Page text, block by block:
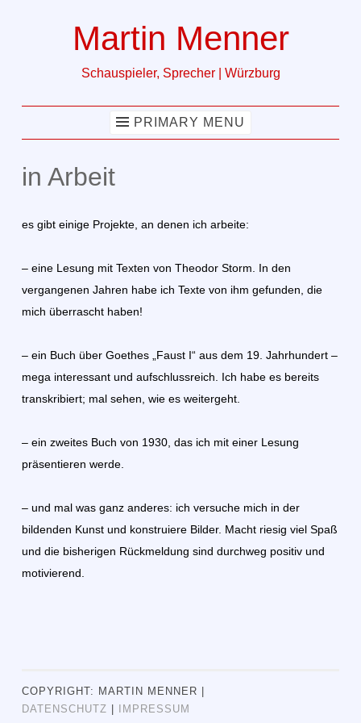
Martin Menner
Schauspieler, Sprecher | Würzburg
PRIMARY MENU
in Arbeit
es gibt einige Projekte, an denen ich arbeite:
– eine Lesung mit Texten von Theodor Storm. In den
vergangenen Jahren habe ich Texte von ihm gefunden, die
mich überrascht haben!
– ein Buch über Goethes „Faust I“ aus dem 19. Jahrhundert –
mega interessant und aufschlussreich. Ich habe es bereits
transkribiert; mal sehen, wie es weitergeht.
– ein zweites Buch von 1930, das ich mit einer Lesung
präsentieren werde.
– und mal was ganz anderes: ich versuche mich in der
bildenden Kunst und konstruiere Bilder. Macht riesig viel Spaß
und die bisherigen Rückmeldung sind durchweg positiv und
motivierend.
COPYRIGHT: MARTIN MENNER |
DATENSCHUTZ
IMPRESSUM